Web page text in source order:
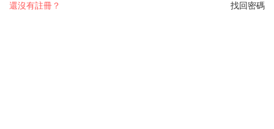
找回密碼
還沒有註冊？